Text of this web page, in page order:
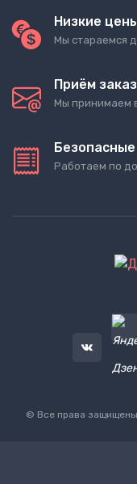
Низкие
Мы стараемся
Приём
Мы принимаем
Работаем по
© Все права